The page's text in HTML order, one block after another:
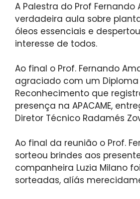
A Palestra do Prof
verdadeira aula sobre
óleos essenciais e
interesse de todos.
Ao final o Prof. Fernando
agraciado com um
Reconhecimento que
presença na APACAME,
Diretor Técnico Radamés
Ao final da reunião o Prof.
sorteou brindes aos
companheira Luzia Milano
sorteadas, alíás